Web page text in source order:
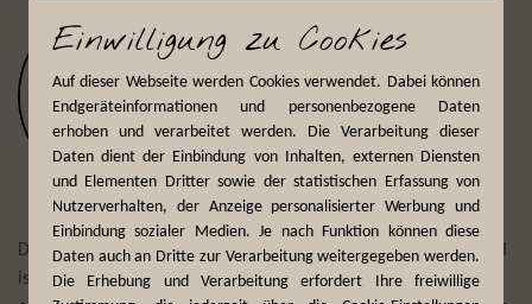
Einwilligung zu Cookies
Auf dieser Webseite werden Cookies verwendet. Dabei können
Endgeräteinformationen und personenbezogene Daten
erhoben und verarbeitet werden. Die Verarbeitung dieser
Daten dient der Einbindung von Inhalten, externen Diensten
und Elementen Dritter sowie der statistischen Erfassung von
Nutzerverhalten, der Anzeige personalisierter Werbung und
Einbindung sozialer Medien. Je nach Funktion können diese
Daten auch an Dritte zur Verarbeitung weitergegeben werden.
Die Erhebung und Verarbeitung erfordert Ihre freiwillige
Der Reiseveranstalter First Reisebüro Mönchengladbach GmbH
ist seit mehr als 75 Jahren Experte darin, Reisewünsche zu